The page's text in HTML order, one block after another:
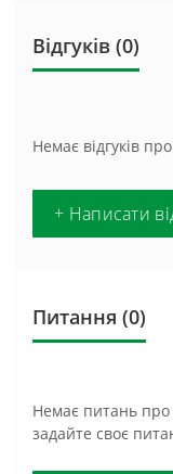
Відгуків (0)
Немає відгуків
+ Написати
Питання (0)
Немає питань
задайте своє